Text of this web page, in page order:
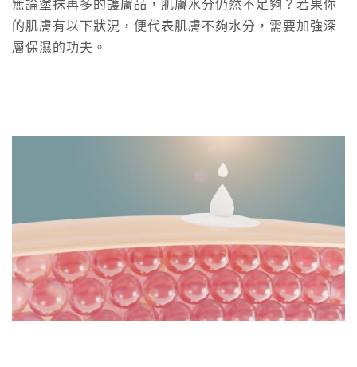
無論塗抹再多的護膚品，肌膚水分仍然不足夠？若果你
的肌膚有以下狀況，便代表肌膚不夠水分，需要加強深
層保濕的功夫。